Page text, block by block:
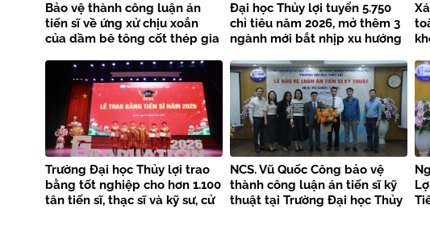
Bảo vệ thành công luận án
tiến sĩ về ứng xử chịu xoắn
của dầm bê tông cốt thép gia
Đại học Thủy lợi tuyển 5.750
chỉ tiêu năm 2026, mở thêm 3
ngành mới bắt nhịp xu hướng
Trường Đại học Thủy lợi trao
bằng tốt nghiệp cho hơn 1.100
tân tiến sĩ, thạc sĩ và kỹ sư, cử
NCS. Vũ Quốc Công bảo vệ
thành công luận án tiến sĩ kỹ
thuật tại Trường Đại học Thủy